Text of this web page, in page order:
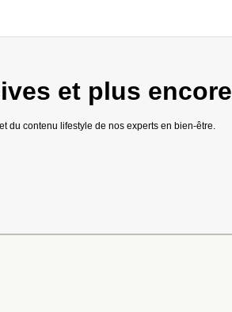
et plus encore
du contenu lifestyle de nos experts en bien-être.